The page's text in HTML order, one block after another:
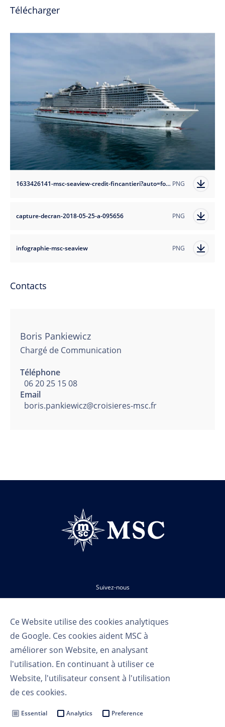
Ce Website utilise des cookies analytiques
de Google. Ces cookies aident MSC à
améliorer son Website, en analysant
l'utilisation. En continuant à utiliser ce
Website, l'utilisateur consent à l'utilisation
de ces cookies.
Essential Analytics Preference
Télécharger
1633426141-msc-seaview-credit-fincantieri?auto=format PNG
capture-decran-2018-05-25-a-095656 PNG
infographie-msc-seaview PNG
Contacts
Boris Pankiewicz
Chargé de Communication
Téléphone
06 20 25 15 08
Email
boris.pankiewicz@croisieres-msc.fr
Suivez-nous
Cookie Settings